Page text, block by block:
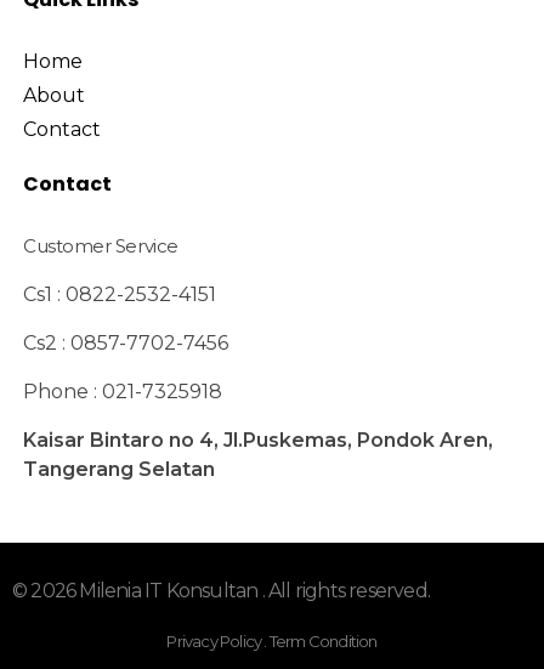
Home
About
Contact
Contact
Customer Service
Cs1 : 0822-2532-4151
Cs2 : 0857-7702-7456
Phone : 021-7325918
Kaisar Bintaro no 4, Jl.Puskemas, Pondok Aren,
Tangerang Selatan
© 2026 Milenia IT Konsultan . All rights reserved.
Privacy Policy . Term Condition